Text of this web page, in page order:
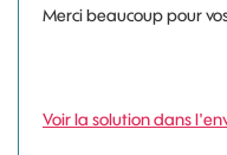
Merci beaucoup pour
Voir la solution dans